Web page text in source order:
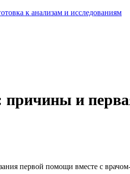
к анализам и исследованиям
причины и
первой помощи вместе с